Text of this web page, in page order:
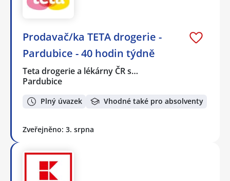
Prodavač/ka TETA drogerie -
Pardubice - 40 hodin týdně
Teta drogerie a lékárny ČR s…
Pardubice
Plný úvazek Vhodné také pro absolventy
Zveřejněno: 3. srpna